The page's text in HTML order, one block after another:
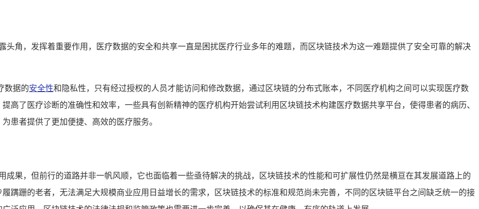
头角，发挥着重要作用，医疗数据的安全和共享一直是困扰医疗行业多年的难题，而区块链技术为这一难题提供了安全可靠的解决
数据的安全性和隐私性，只有经过授权的人员才能访问和修改数据，通过区块链的分布式账本，不同医疗机构之间可以实现医疗数
高了医疗诊断的准确性和效率，一些具有创新精神的医疗机构开始尝试利用区块链技术构建医疗数据共享平台，使得患者的病历、
患者提供了更加便捷、高效的医疗服务。
成果，但前行的道路并非一帆风顺，它也面临着一些亟待解决的挑战，区块链技术的性能和可扩展性仍然是横亘在其发展道路上的
蹒跚的老者，无法满足大规模商业应用日益增长的需求，区块链技术的标准和规范尚未完善，不同的区块链平台之间缺乏统一的接